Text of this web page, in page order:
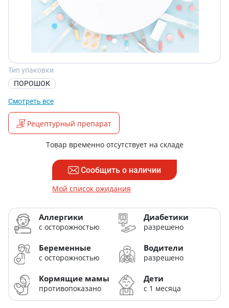
Тип упаковки
ПОРОШОК
Смотреть все
Рецептурный препарат
Товар временно отсутствует на складе
Сообщить о наличии
Мой список ожидания
Аллергики
с осторожностью
Диабетики
разрешено
Беременные
с осторожностью
Водители
разрешено
Кормящие мамы
противопоказано
Дети
с 1 месяца